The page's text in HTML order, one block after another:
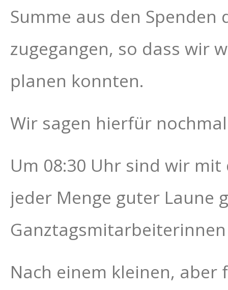
Summe aus den
zugegangen, so dass wir
planen konnten.
Wir sagen hierfür
Um 08:30 Uhr sind wir
jeder Menge guter Laune
Nach einem kleinen,